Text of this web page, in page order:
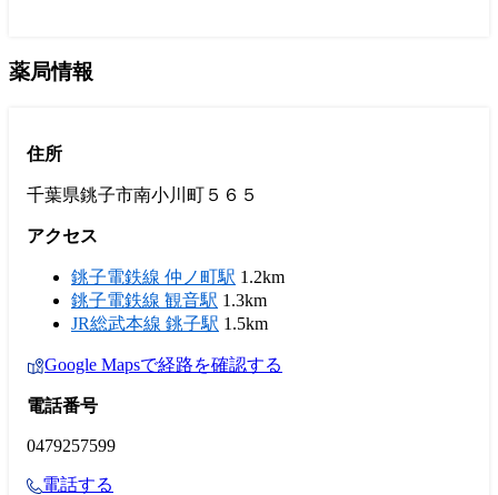
薬局情報
住所
千葉県銚子市南小川町５６５
アクセス
銚子電鉄線 仲ノ町駅 1.2km
銚子電鉄線 観音駅 1.3km
JR総武本線 銚子駅 1.5km
Google Mapsで経路を確認する
電話番号
0479257599
電話する